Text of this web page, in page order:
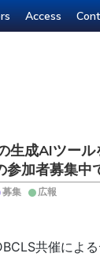
Access
生成AIツール
参加者募集中
募集 広報
共催によ